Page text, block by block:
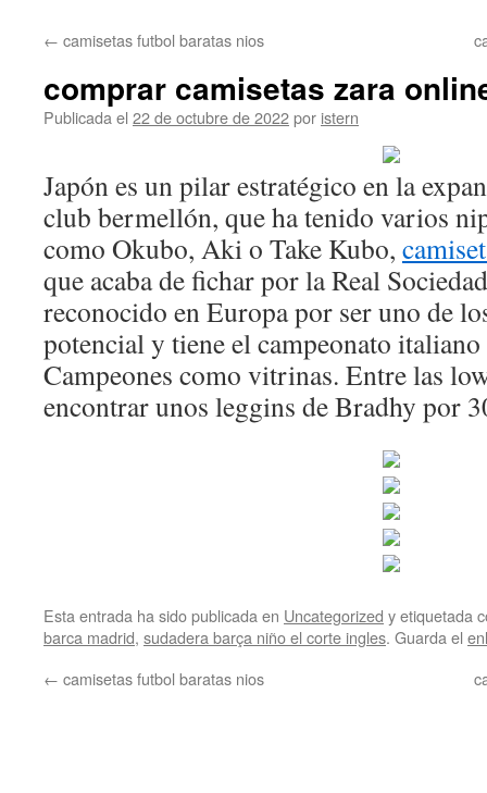
contenido
← camisetas futbol baratas nios
comprar camisetas zara
Publicada el 22 de octubre de 2022por istern
Japón es un pilar estratégico en la
club bermellón, que ha tenido varios
como Okubo, Aki o Take Kubo,
que acaba de fichar por la Real
reconocido en Europa por ser uno de
potencial y tiene el campeonato
Campeones como vitrinas. Entre las
encontrar unos leggins de Bradhy por
Esta entrada ha sido publicada en Uncategorized y etiquetada
barca madrid, sudadera barça niño el corte ingles. Guarda el
← camisetas futbol baratas nios